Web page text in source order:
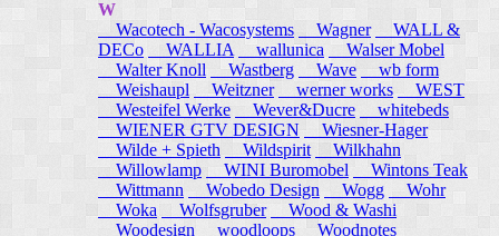
W
Wacotech - Wacosystems
Wagner
WALL &
DECo
WALLIA wallunica
Walser Mobel
Walter Knoll
Wastberg Wave
wb form
Weishaupl
Weitzner werner works
WEST
Westeifel Werke
Wever&Ducre
whitebeds
WIENER GTV DESIGN
Wiesner-Hager
Wilde + Spieth
Wildspirit
Wilkhahn
Willowlamp
WINI Buromobel
Wintons Teak
Wittmann
Wobedo Design Wogg
Wohr
Woka
Wolfsgruber
Wood & Washi
Woodesign
woodloops
Woodnotes